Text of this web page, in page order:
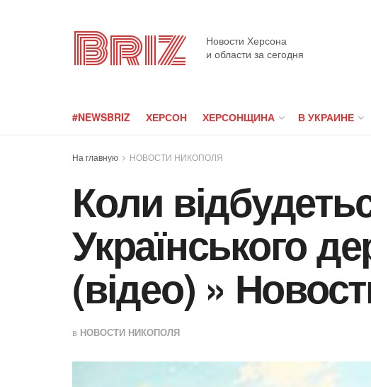
Briz
Новости Херсона
и области за сегодня
#NEWSBRIZ ХЕРСОН ХЕРСОНЩИНА В УКРАИНЕ
На главную НОВОСТИ НИКОПОЛЯ
Коли
Українського
(відео) »
в НОВОСТИ НИКОПОЛЯ